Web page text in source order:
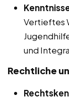
Vertieftes
und
Rechtliche